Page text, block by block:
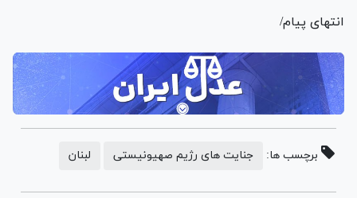
انتهای پیام/
برچسب ها: جنایت های رژیم صهیونیستی لبنان